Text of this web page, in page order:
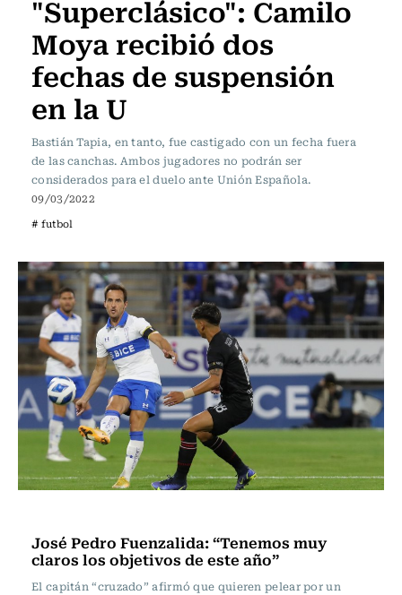
"Superclásico": Camilo
Moya recibió dos
fechas de suspensión
en la U
Bastián Tapia, en tanto, fue castigado con un fecha fuera
de las canchas. Ambos jugadores no podrán ser
considerados para el duelo ante Unión Española.
09/03/2022
# futbol
José Pedro Fuenzalida: “Tenemos muy
claros los objetivos de este año”
El capitán “cruzado” afirmó que quieren pelear por un